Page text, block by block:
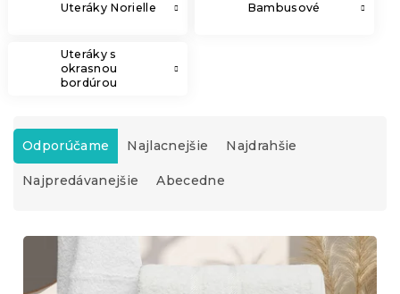
Uteráky Norielle Bambusové
Uteráky s
okrasnou
bordúrou
R
a
d
e
e
Odporúčame Najlacnejšie Najdrahšie
Najpredávanejšie Abecedne
V